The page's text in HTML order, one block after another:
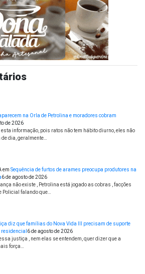
na Orla de Petrolina e moradores cobram
de 2026
informação, pois ratos não tem hábito diurno, eles não
dia, geralmente…
em Sequência de furtos de arames preocupa produtores na
6 de agosto de 2026
não existe , Petrolina está jogado as cobras , facções
Policial falando que…
diz que famílias do Nova Vida III precisam de suporte
6 de agosto de 2026
justiça , nem elas se entendem, quer dizer que a
força…